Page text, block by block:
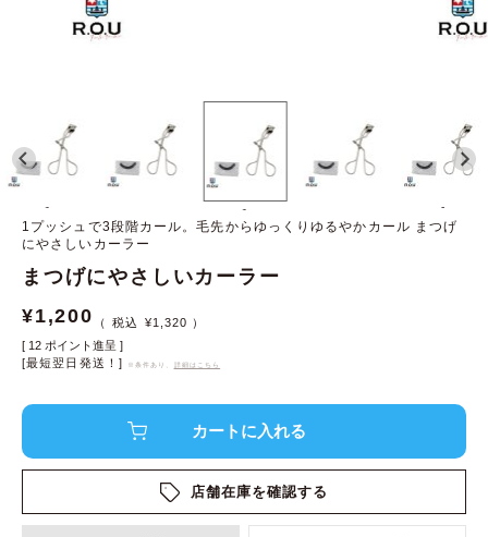
- - -
1プッシュで3段階カール。毛先からゆっくりゆるやかカール まつげ
にやさしいカーラー
まつげにやさしいカーラー
¥1,200 ¥1,320
[ 12 ポイント進呈 ]
[最短翌日発送！]
※条件あり、 詳細はこちら
店舗在庫を確認する